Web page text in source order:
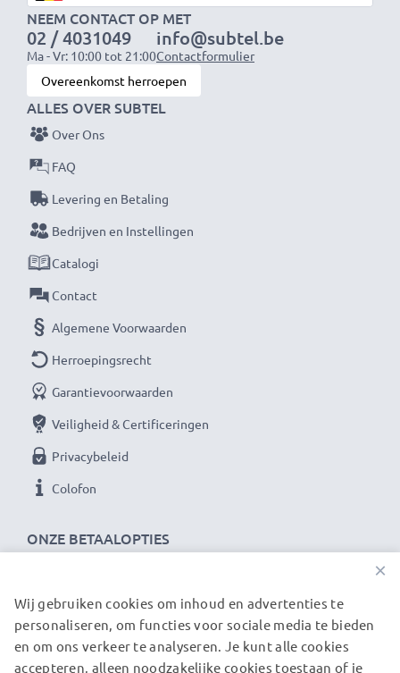
NEEM CONTACT OP MET
02 / 4031049
Ma - Vr: 10:00 tot 21:00
info@subtel.be
Contactformulier
Overeenkomst herroepen
ONZE BETAALOPTIES
ALLES OVER SUBTEL
Over Ons
FAQ
Levering en Betaling
Bedrijven en Instellingen
Catalogi
Contact
Algemene Voorwaarden
Herroepingsrecht
Garantievoorwaarden
Veiligheid & Certificeringen
Privacybeleid
Colofon
ONZE VERZENDPARTNERS
×
Wij gebruiken cookies om inhoud en advertenties te
personaliseren, om functies voor sociale media te bieden
en om ons verkeer te analyseren. Je kunt alle cookies
accepteren, alleen noodzakelijke cookies toestaan of je